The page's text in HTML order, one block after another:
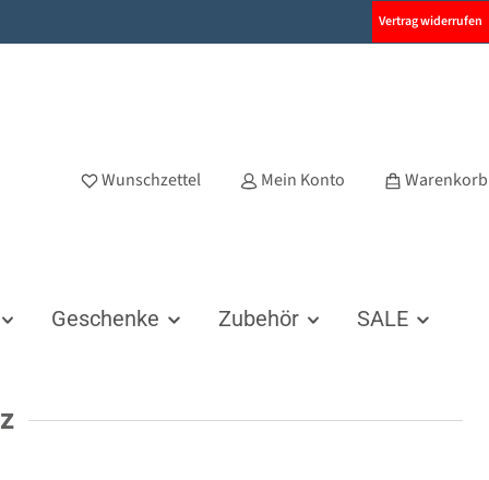
Vertrag widerrufen
Wunschzettel Mein Konto Warenkorb
Geschenke Zubehör SALE